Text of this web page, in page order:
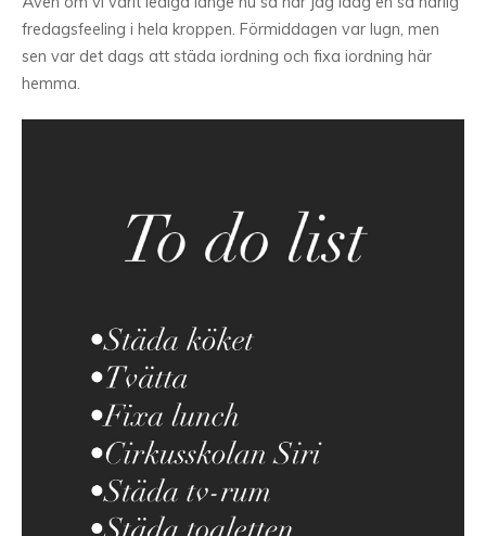
fredagsfeeling i hela kroppen. Förmiddagen var lugn, men
sen var det dags att städa iordning och fixa iordning här
hemma.